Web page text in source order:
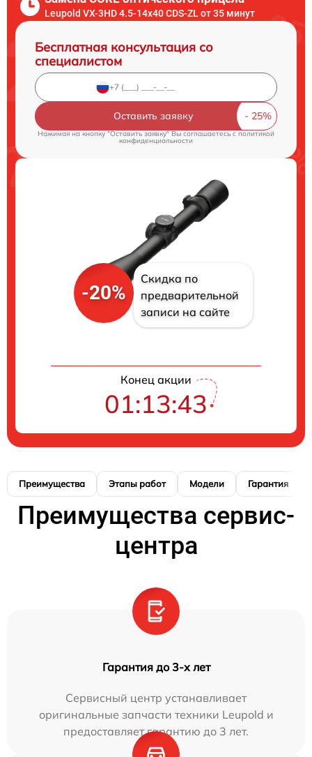
Leupold VX-3HD 4.5-14x40 CDS-ZL от 35 минут
Бесплатная консультация со
специалистом
Оставить заявку
Нажимая на кнопку "Оставить заявку" Вы соглашаетесь cполитикой
конфиденциальности
-20%
Скидка по
предварительной
записи на сайте
Конец акции
01:13:42
Преимущества Этапы работ Модели Гарантия
Преимущества сервис-
центра
Гарантия до 3-х лет
Сервисный центр устанавливает
оригинальные запчасти техники Leupold и
предоставляет гарантию до 3 лет.